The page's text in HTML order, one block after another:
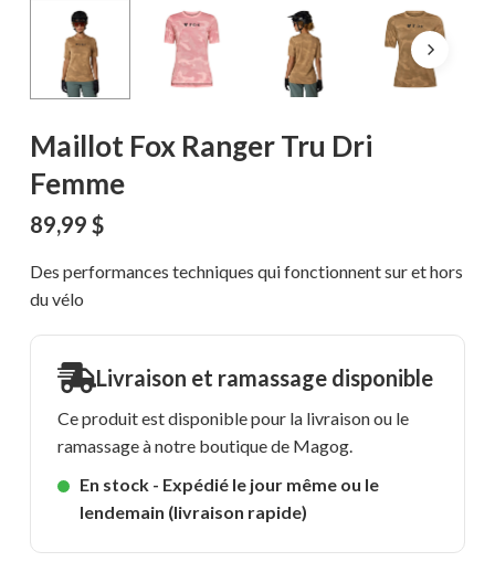
Maillot Fox Ranger Tru Dri
Femme
89,99 $
Des performances techniques qui fonctionnent sur et hors
du vélo
Livraison et ramassage disponible
Ce produit est disponible pour la livraison ou le
ramassage à notre boutique de Magog.
En stock - Expédié le jour même ou le
lendemain (livraison rapide)